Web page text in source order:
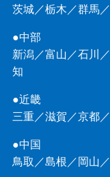
茨城／栃木 ／群馬／
●中部
新潟／富山 ／石川 ／
知
●近畿
三重／滋賀 ／京都／
●中国
鳥取 ／島根 ／ 岡山 ／